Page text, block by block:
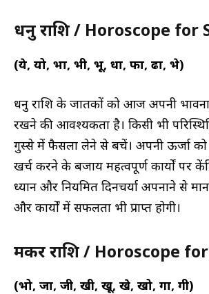
धनु राशि / Horoscope
(ये, यो, भा, भी, भू, धा, फा, ढा, भे)
धनु राशि के जातकों को आज अपनी
रखने की आवश्यकता है। किसी भी
गुस्से में फैसला लेने से बचें। अपनी ऊर्जा को
खर्च करने के बजाय महत्वपूर्ण कार्यों पर
ध्यान और नियमित दिनचर्या अपनाने से
और कार्यों में सफलता भी प्राप्त होगी।
मकर राशि / Horoscope
(भो, जा, जी, खी, खू, खे, खो, गा, गी)